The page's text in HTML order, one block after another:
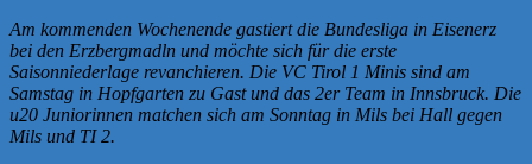
Am kommenden Wochenende gastiert die Bundesliga in Eisenerz
bei den Erzbergmadln und möchte sich für die erste
Saisonniederlage revanchieren. Die VC Tirol 1 Minis sind am
Samstag in Hopfgarten zu Gast und das 2er Team in Innsbruck. Die
u20 Juniorinnen matchen sich am Sonntag in Mils bei Hall gegen
Mils und TI 2.